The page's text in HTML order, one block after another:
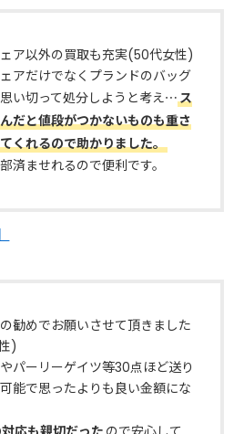
ア以外の買取も充実(50代女性)
アだけでなくプランドのバッグ
い切って処分しようと考え⋯ス
だと値段がつかないものも重さ
くれるので助かりました。
済ませれるので便利です。
勧めでお願いさせて頂きました
)
パーリーゲイツ等30点ほど送り
能で思ったよりも良い金額にな